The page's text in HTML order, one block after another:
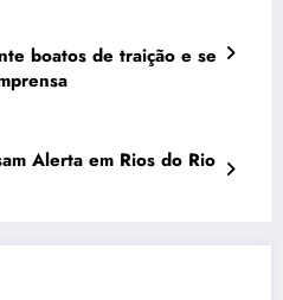
boatos de traição e se
Alerta em Rios do Rio